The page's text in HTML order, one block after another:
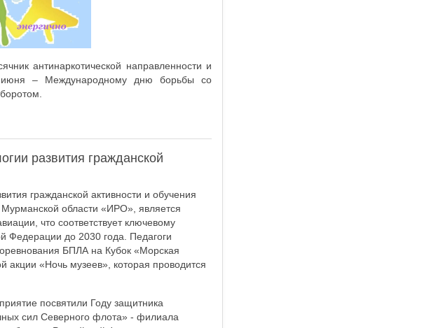
антинаркотической направленности и
июня – Международному дню борьбы со
развития гражданской
гражданской активности и обучения
области «ИРО», является
что соответствует ключевому
Федерации до 2030 года. Педагоги
БПЛА на Кубок «Морская
акции «Ночь музеев», которая проводится
посвятили Году защитника
сил Северного флота» - филиала